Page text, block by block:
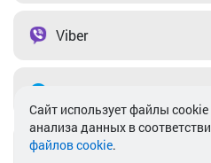
Viber
info@akkamulik.by
Cайт использует файлы
анализа данных в
файлов cookie.